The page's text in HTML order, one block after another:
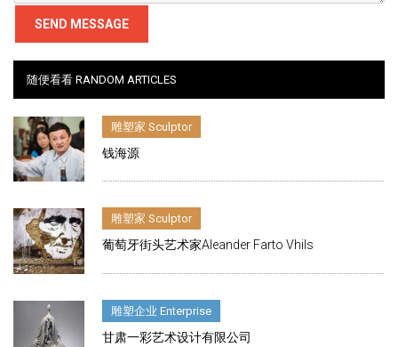
SEND MESSAGE
随便看看 RANDOM ARTICLES
雕塑家 Sculptor
钱海源
雕塑家 Sculptor
葡萄牙街头艺术家Aleander Farto Vhils
雕塑企业 Enterprise
甘肃一彩艺术设计有限公司